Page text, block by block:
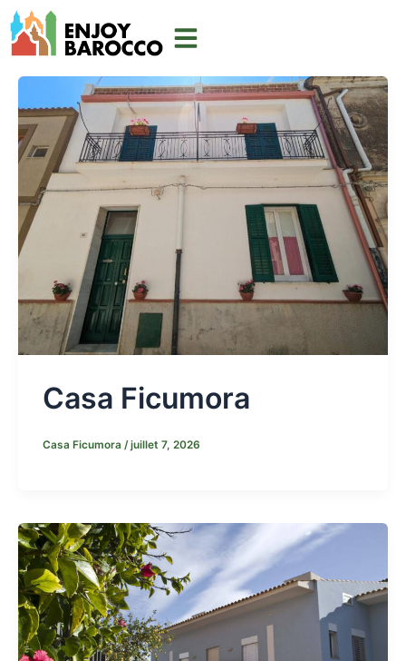
Aller
au
Casa Ficumora
Casa Ficumora /juillet 7, 2026